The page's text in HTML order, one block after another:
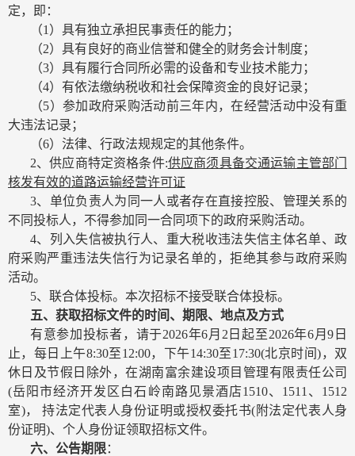
定，即：
（1 ）具有独立承担民事责任的能力；
（2）具有良好的商业信誉和健全的财务会计制度；
（3）具有履行合同所必需的设备和专业技术能力；
（4）有依法缴纳税收和社会保障资金的良好记录；
（5）参加政府采购活动前三年内，在经营活动中没有重
大违法记录；
（6）法律、行政法规规定的其他条件。
2、供应商特定资格条件:供应商须具备交通运输主管部门
核发有效的道路运输经营许可证
3、单位负责人为同一人或者存在直接控股、管理关系的
不同投标人，不得参加同一合同项下的政府采购活动。
4、列入失信被执行人、重大税收违法失信主体名单、政
府采购严重违法失信行为记录名单的，拒绝其参与政府采购
活动。
5、联合体投标。本次招标不接受联合体投标。
五、获取招标文件的时间、期限、地点及方式
有意参加投标者，请于2026年6月 2 日起至2026年6月9 日
止，每日上午8:30至12:00，下午14:30至17:30(北京时间)，双
休日及节假日除外，在湖南富余建设项目管理有限责任公司
(岳阳市经济开发区白石岭南路见景酒店1510、 1511 、 1512
室)， 持法定代表人身份证明或授权委托书( 附法定代表人身
份证明)、个人身份证领取招标文件。
六、公告期限：